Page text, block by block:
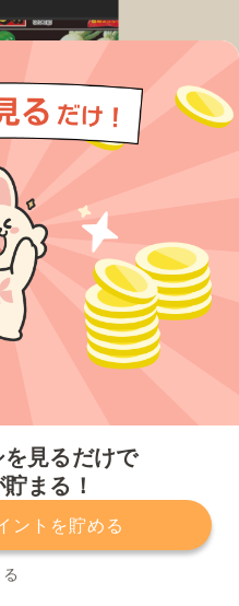
見るだけで
まる！
ントを貯める
用規約
運営会社